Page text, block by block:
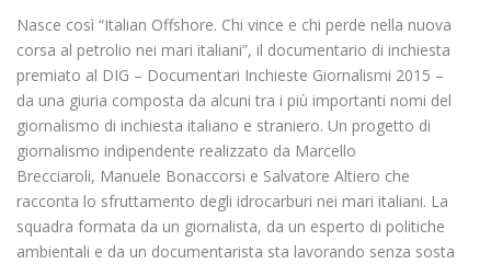
Nasce così “Italian Offshore. Chi vince e chi perde nella nuova
corsa al petrolio nei mari italiani”, il documentario di inchiesta
premiato al DIG – Documentari Inchieste Giornalismi 2015 –
da una giuria composta da alcuni tra i più importanti nomi del
giornalismo di inchiesta italiano e straniero. Un progetto di
giornalismo indipendente realizzato da Marcello
Brecciaroli, Manuele Bonaccorsi e Salvatore Altiero che
racconta lo sfruttamento degli idrocarburi nei mari italiani. La
squadra formata da un giornalista, da un esperto di politiche
ambientali e da un documentarista sta lavorando senza sosta